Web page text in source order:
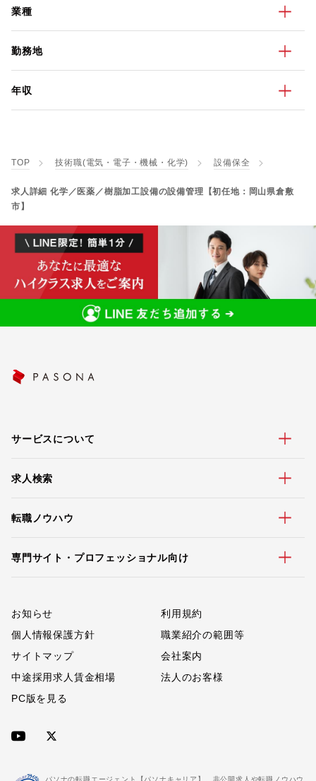
業種
勤務地
年収
TOP 技術職(電気・電子・機械・化学) 設備保全
求人詳細 化学／医薬／樹脂加工設備の設備管理【初任地：岡山県倉敷
市】
サービスについて
求人検索
転職ノウハウ
専門サイト・プロフェッショナル向け
お知らせ
利用規約
個人情報保護方針
職業紹介の範囲等
サイトマップ
会社案内
中途採用求人賃金相場
法人のお客様
PC版を見る
パソナの転職エージェント【パソナキャリア】。非公開求人や転職ノウハウ